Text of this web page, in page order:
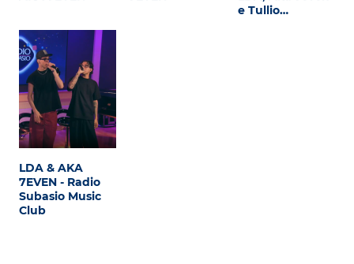
e Tullio…
LDA & AKA
7EVEN - Radio
Subasio Music
Club